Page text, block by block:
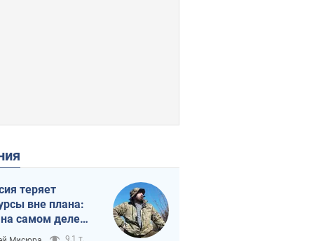
теряет
вне плана:
самом деле
темп войны
9,1 т.